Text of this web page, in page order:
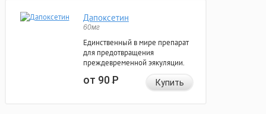
Дапоксетин
60мг
Единственный в мире препарат
для предотвращения
преждевременной эякуляции.
от 90Р Купить